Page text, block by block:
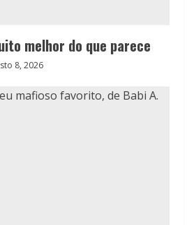
melhor do que parece
8, 2026